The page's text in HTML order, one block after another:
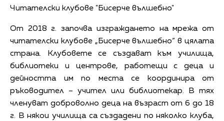
Читателски клубове "Бисерче вълшебно"
От 2018 г. започва изграждането на мрежа от
читателски клубове „Бисерче вълшебно“ в цялата
страна. Клубовете се създават към училища,
библиотеки и центрове, работещи с деца и
дейността им по места се координира от
ръководител – учител или библиотекар. В тях
членуват доброволно деца на възраст от 6 до 18
г. В някои училища са създадени по няколко клуба,